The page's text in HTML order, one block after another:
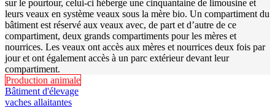
sur le pourtour, celui-ci héberge une cinquantaine de limousine et
leurs veaux en système veaux sous la mère bio. Un compartiment du
bâtiment est réservé aux veaux avec, de part et d’autre de ce
compartiment, deux grands compartiments pour les mères et
nourrices. Les veaux ont accès aux mères et nourrices deux fois par
jour et ont également accès à un parc extérieur devant leur
compartiment.
Production animale
Bâtiment d'élevage
vaches allaitantes